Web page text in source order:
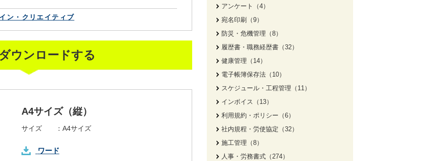
ン・クリエイティブ
ウンロードする
A4サイズ（縦）
サイズ ： A4サイズ
ワード
アンケート（4）
宛名印刷（9）
防災・危機管理（8）
履歴書・職務経歴書（32）
健康管理（14）
電子帳簿保存法（10）
スケジュール・工程管理（11）
インボイス（13）
利用規約・ポリシー（6）
社内規程・労使協定（32）
施工管理（8）
人事・労務書式（274）